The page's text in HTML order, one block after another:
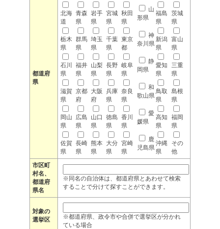
都道府
県
北海
道
青森
県
岩手
県
宮城
県
秋田
県
山
形県
福島
県
茨城
県
栃木
県
群馬
県
埼玉
県
千葉
県
東京
都
神
奈川県
新潟
県
富山
県
石川
県
福井
県
山梨
県
長野
県
岐阜
県
静
岡県
愛知
県
三重
県
滋賀
県
京都
府
大阪
府
兵庫
県
奈良
県
和
歌山県
鳥取
県
島根
県
岡山
県
広島
県
山口
県
徳島
県
香川
県
愛
媛県
高知
県
福岡
県
佐賀
県
長崎
県
熊本
県
大分
県
宮崎
県
鹿
児島県
沖縄
県
その
他
市区町
村名、
都道府
県名
※同名の自治体は、都道府県とあわせて検索
することで分けて探すことができます。
対象の
選挙区
※都道府県、政令市や合併で選挙区が分かれ
ている場合